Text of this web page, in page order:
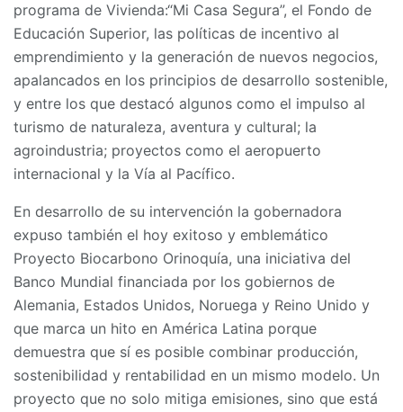
programa de Vivienda:“Mi Casa Segura”, el Fondo de
Educación Superior, las políticas de incentivo al
emprendimiento y la generación de nuevos negocios,
apalancados en los principios de desarrollo sostenible,
y entre los que destacó algunos como el impulso al
turismo de naturaleza, aventura y cultural; la
agroindustria; proyectos como el aeropuerto
internacional y la Vía al Pacífico.
En desarrollo de su intervención la gobernadora
expuso también el hoy exitoso y emblemático
Proyecto Biocarbono Orinoquía, una iniciativa del
Banco Mundial financiada por los gobiernos de
Alemania, Estados Unidos, Noruega y Reino Unido y
que marca un hito en América Latina porque
demuestra que sí es posible combinar producción,
sostenibilidad y rentabilidad en un mismo modelo. Un
proyecto que no solo mitiga emisiones, sino que está